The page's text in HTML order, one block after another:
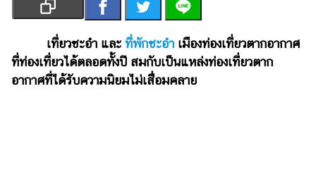
การ
บันเทิง
เที่ยวชะอำ และ ที่พักชะอำ เมืองท่องเที่ยวตากอากาศ
ที่ท่องเที่ยวได้ตลอดทั้งปี สมกับเป็นแหล่งท่องเที่ยวตาก
อากาศที่ได้รับความนิยมไม่เสื่อมคลาย